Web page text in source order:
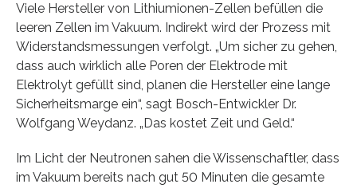
Viele Hersteller von Lithiumionen-Zellen befüllen die
leeren Zellen im Vakuum. Indirekt wird der Prozess mit
Widerstandsmessungen verfolgt. „Um sicher zu gehen,
dass auch wirklich alle Poren der Elektrode mit
Elektrolyt gefüllt sind, planen die Hersteller eine lange
Sicherheitsmarge ein“, sagt Bosch-Entwickler Dr.
Wolfgang Weydanz. „Das kostet Zeit und Geld.“
Im Licht der Neutronen sahen die Wissenschaftler, dass
im Vakuum bereits nach gut 50 Minuten die gesamte